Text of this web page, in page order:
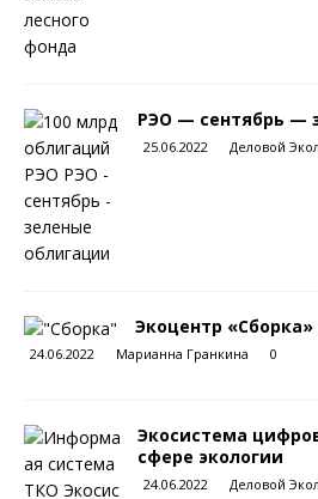
РЭО — сентябрь —
25.06.2022 Деловой
Экоцентр
24.06.2022 Марианна Гранкина 0
Экосистема
сфере экологии
24.06.2022 Деловой